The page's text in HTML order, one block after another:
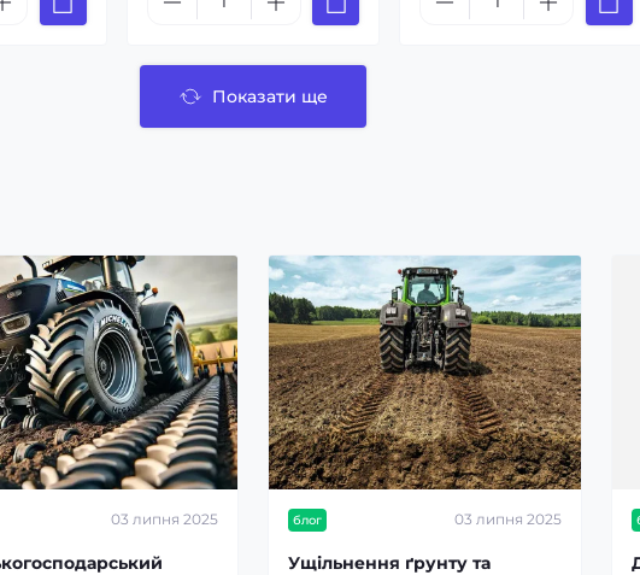
Показати ще
03 липня 2025 блог 03 липня 2025
Ущільнення ґрунту та